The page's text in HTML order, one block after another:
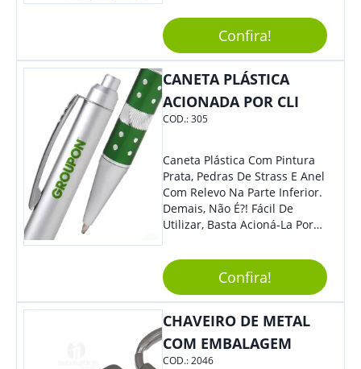
Anotações Com Post-It E
Caneta. Elaborado A Partir De
Material Reciclado, O Brinde
Também É Prático, Tornando-
Se Assim Excelente Para Uso
Cotidiano. Perfeito, Não É?!
Confira!
CANETA PLÁSTICA
ACIONADA POR CLI
COD.:305
Caneta Plástica Com Pintura
Prata, Pedras De Strass E Anel
Com Relevo Na Parte Inferior.
Demais, Não É?! Fácil De
Utilizar, Basta Acioná-La Por
Confira!
CHAVEIRO DE METAL
COM EMBALAGEM
COD.:2046